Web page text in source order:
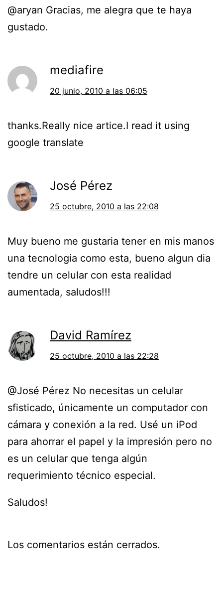
@aryan Gracias, me alegra que te haya
gustado.
mediafire
20 junio, 2010 a las 06:05
thanks.Really nice artice.I read it using
google translate
José Pérez
25 octubre, 2010 a las 22:08
Muy bueno me gustaria tener en mis manos
una tecnologia como esta, bueno algun dia
tendre un celular con esta realidad
aumentada, saludos!!!
David Ramírez
25 octubre, 2010 a las 22:28
@José Pérez No necesitas un celular
sfisticado, únicamente un computador con
cámara y conexión a la red. Usé un iPod
para ahorrar el papel y la impresión pero no
es un celular que tenga algún
requerimiento técnico especial.
Saludos!
Los comentarios están cerrados.